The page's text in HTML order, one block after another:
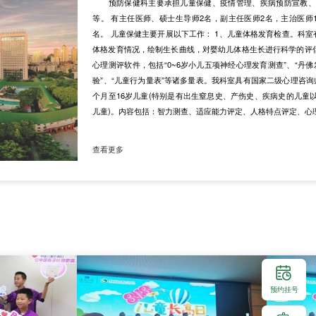
预防保健科主要承担儿童保健、疫情管理、疾病预防宣教
等。 有主任医师、硕士生导师2名，副主任医师2名，主治医
名。 儿童保健主要开展以下工作： 1、儿童体格发育检查。科
体格发育情况，绘制生长曲线，对婴幼儿体格生长进行科学的
心理测评软件，包括“0~6岁小儿五项神经心理发育测查”、“丹
验”、“儿童行为量表”等诸多量表。我科室具有国家二级心理咨
个月至16岁儿童(特别是有出生窒息史、产伤史、疾病史的儿童
儿童)。内容包括：智力测查、适应能力评定、人格特点评定、
的、有...
查看更多
预约挂号